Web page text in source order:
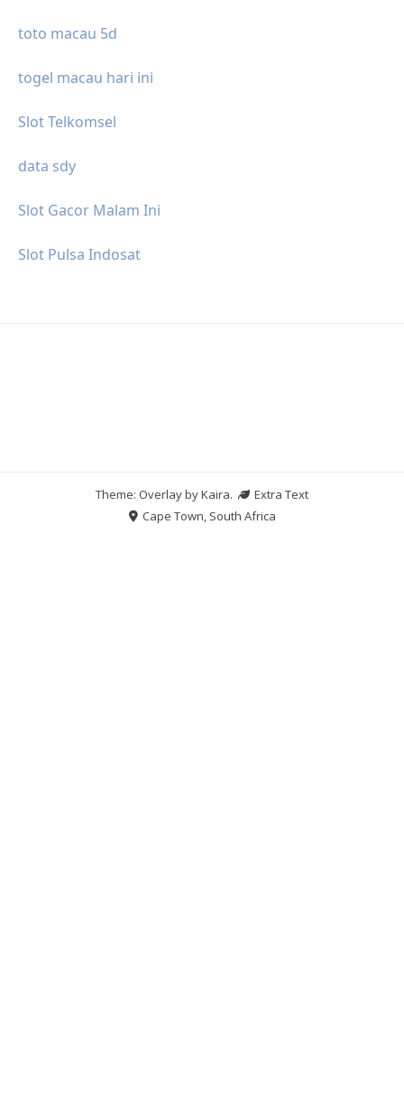
toto macau 5d
togel macau hari ini
Slot Telkomsel
data sdy
Slot Gacor Malam Ini
Slot Pulsa Indosat
Theme: Overlay byKaira.
Extra Text
Cape Town, South Africa